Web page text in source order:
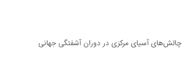
چالش‌های آسیای مرکزی در دوران آشفتگی جهانی